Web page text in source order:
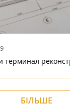
терминал
БІЛЬШЕ